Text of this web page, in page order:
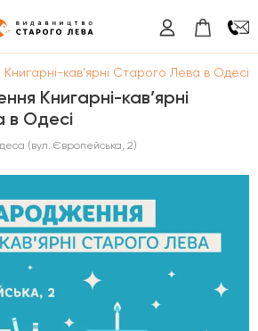
кав’ярні Старого Лева в Одесі
Книгарні-кав’ярні
в Одесі
(вул. Європейська, 2)